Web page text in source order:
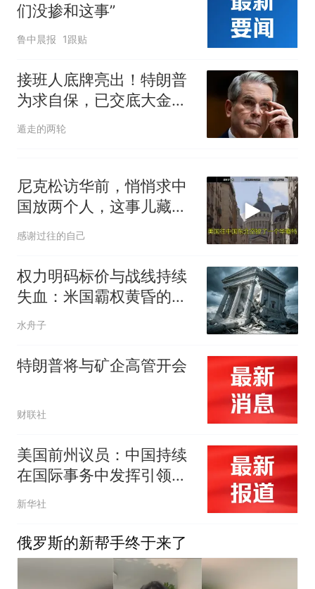
们没掺和这事”
鲁中晨报 1跟贴
接班人底牌亮出！特朗普
为求自保，已交底大金
主？共和党内大洗牌
遁走的两轮
尼克松访华前，悄悄求中
国放两个人，这事儿藏了
二十年
感谢过往的自己
权力明码标价与战线持续
失血：米国霸权黄昏的双
重裂痕
水舟子
特朗普将与矿企高管开会
财联社
美国前州议员：中国持续
在国际事务中发挥引领作
用
新华社
俄罗斯的新帮手终于来了